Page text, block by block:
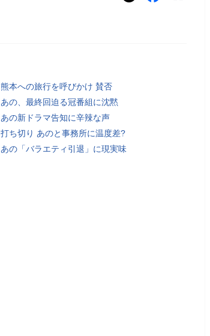
熊本への旅行を呼びかけ 賛否
あの、最終回迫る冠番組に沈黙
あの新ドラマ告知に辛辣な声
打ち切り あのと事務所に温度差?
あの「バラエティ引退」に現実味